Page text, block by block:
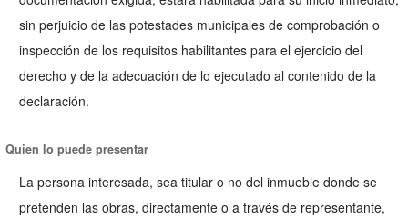
sin perjuicio de las potestades municipales de comprobación o
inspección de los requisitos habilitantes para el ejercicio del
derecho y de la adecuación de lo ejecutado al contenido de la
declaración.
Quien lo puede presentar
La persona interesada, sea titular o no del inmueble donde se
pretenden las obras, directamente o a través de representante,